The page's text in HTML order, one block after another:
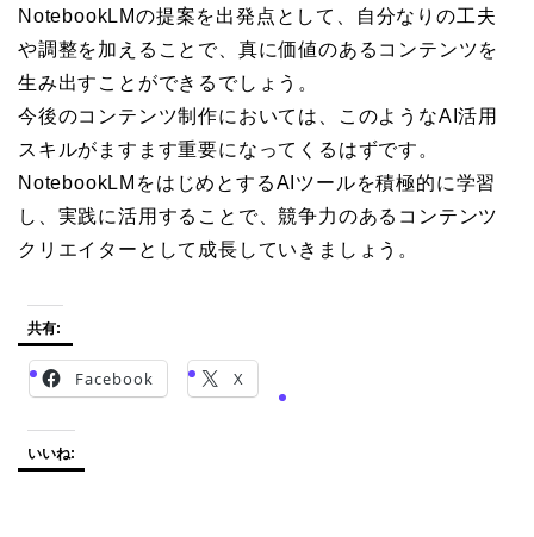
NotebookLMの提案を出発点として、自分なりの工夫
や調整を加えることで、真に価値のあるコンテンツを
生み出すことができるでしょう。
今後のコンテンツ制作においては、このようなAI活用
スキルがますます重要になってくるはずです。
NotebookLMをはじめとするAIツールを積極的に学習
し、実践に活用することで、競争力のあるコンテンツ
クリエイターとして成長していきましょう。
共有:
Facebook X
いいね: